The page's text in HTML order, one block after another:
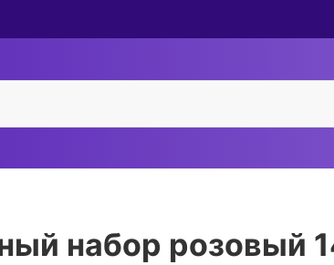
набор розовый